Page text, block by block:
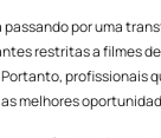
por uma
restritas a filmes
profissionais
melhores